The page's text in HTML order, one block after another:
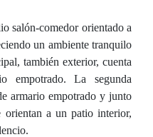
salón-comedor orientado a
un ambiente tranquilo
también exterior, cuenta
empotrado. La segunda
armario empotrado y junto
orientan a un patio interior,